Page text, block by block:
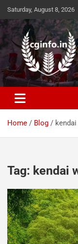
content
Saturday, August 8, 2026
cginfo.in
information of
Home Blog
Tag: kendai